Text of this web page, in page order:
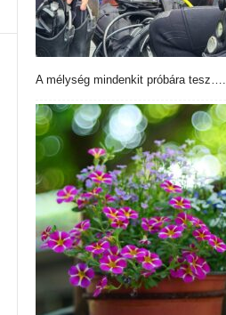
A mélység mindenkit próbára tesz….